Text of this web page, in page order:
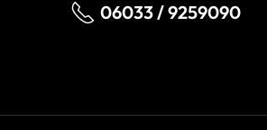
06033 / 9259090